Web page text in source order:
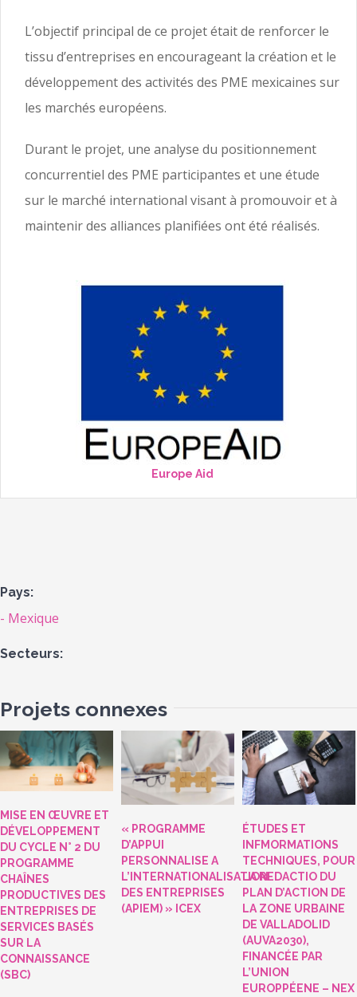
L’objectif principal de ce projet était de renforcer le
tissu d’entreprises en encourageant la création et le
développement des activités des PME mexicaines sur
les marchés européens.
Durant le projet, une analyse du positionnement
concurrentiel des PME participantes et une étude
sur le marché international visant à promouvoir et à
maintenir des alliances planifiées ont été réalisés.
Europe Aid
Pays:
Mexique
Secteurs:
Projets connexes
MISE EN ŒUVRE ET
DÉVELOPPEMENT
DU CYCLE N° 2 DU
PROGRAMME
CHAÎNES
PRODUCTIVES DES
ENTREPRISES DE
SERVICES BASÉS
SUR LA
CONNAISSANCE
(SBC)
« PROGRAMME
D’APPUI
PERSONNALISE A
L’INTERNATIONALISATION
DES ENTREPRISES
(APIEM) » ICEX
ÉTUDES ET
INFMORMATIONS
TECHNIQUES, POUR
LA REDACTIO DU
PLAN D’ACTION DE
LA ZONE URBAINE
DE VALLADOLID
(AUVA2030),
FINANCÉE PAR
L’UNION
EUROPPÉENE – NEX